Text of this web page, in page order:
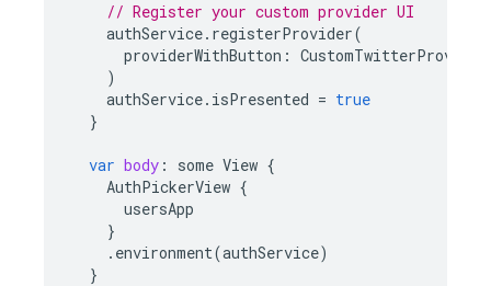
// Register your custom provider UI
authService. registerProvider(
providerWithButton :
)
authService. isPresented = true
}
var body : some View {
AuthPickerView {
usersApp
}
. environment(authService)
}